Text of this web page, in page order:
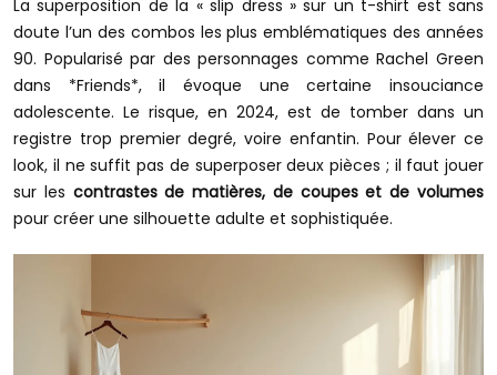
La superposition de la « slip dress » sur un t-shirt est sans
doute l’un des combos les plus emblématiques des années
90. Popularisé par des personnages comme Rachel Green
dans *Friends*, il évoque une certaine insouciance
adolescente. Le risque, en 2024, est de tomber dans un
registre trop premier degré, voire enfantin. Pour élever ce
look, il ne suffit pas de superposer deux pièces ; il faut jouer
sur les contrastes de matières, de coupes et de volumes
pour créer une silhouette adulte et sophistiquée.